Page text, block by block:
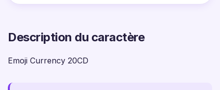
Description du caractère
Emoji Currency 20CD